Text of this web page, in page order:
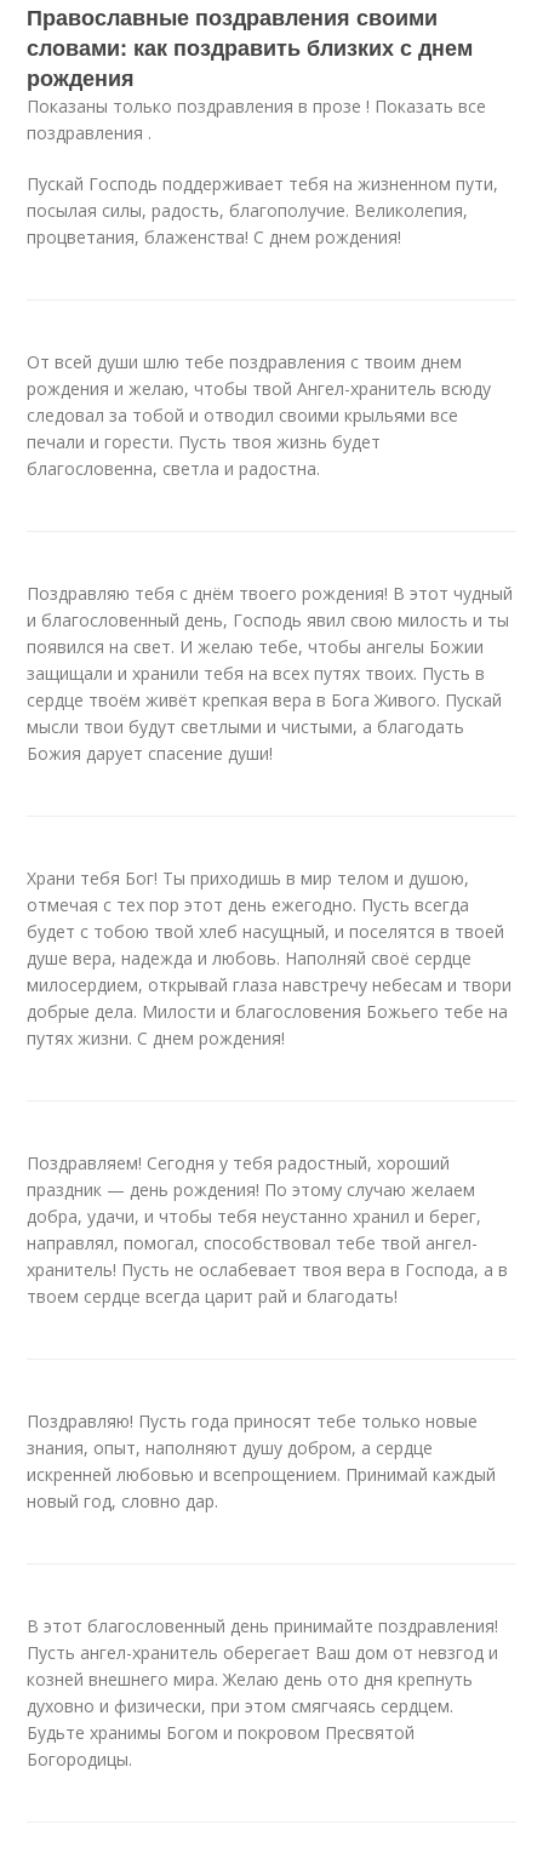
Православные поздравления своими
словами: как поздравить близких с днем
рождения
Показаны только поздравления в прозе ! Показать все
поздравления .
Пускай Господь поддерживает тебя на жизненном пути,
посылая силы, радость, благополучие. Великолепия,
процветания, блаженства! С днем рождения!
От всей души шлю тебе поздравления с твоим днем
рождения и желаю, чтобы твой Ангел-хранитель всюду
следовал за тобой и отводил своими крыльями все
печали и горести. Пусть твоя жизнь будет
благословенна, светла и радостна.
Поздравляю тебя с днём твоего рождения! В этот чудный
и благословенный день, Господь явил свою милость и ты
появился на свет. И желаю тебе, чтобы ангелы Божии
защищали и хранили тебя на всех путях твоих. Пусть в
сердце твоём живёт крепкая вера в Бога Живого. Пускай
мысли твои будут светлыми и чистыми, а благодать
Божия дарует спасение души!
Храни тебя Бог! Ты приходишь в мир телом и душою,
отмечая с тех пор этот день ежегодно. Пусть всегда
будет с тобою твой хлеб насущный, и поселятся в твоей
душе вера, надежда и любовь. Наполняй своё сердце
милосердием, открывай глаза навстречу небесам и твори
добрые дела. Милости и благословения Божьего тебе на
путях жизни. С днем рождения!
Поздравляем! Сегодня у тебя радостный, хороший
праздник — день рождения! По этому случаю желаем
добра, удачи, и чтобы тебя неустанно хранил и берег,
направлял, помогал, способствовал тебе твой ангел-
хранитель! Пусть не ослабевает твоя вера в Господа, а в
твоем сердце всегда царит рай и благодать!
Поздравляю! Пусть года приносят тебе только новые
знания, опыт, наполняют душу добром, а сердце
искренней любовью и всепрощением. Принимай каждый
новый год, словно дар.
В этот благословенный день принимайте поздравления!
Пусть ангел-хранитель оберегает Ваш дом от невзгод и
козней внешнего мира. Желаю день ото дня крепнуть
духовно и физически, при этом смягчаясь сердцем.
Будьте хранимы Богом и покровом Пресвятой
Богородицы.